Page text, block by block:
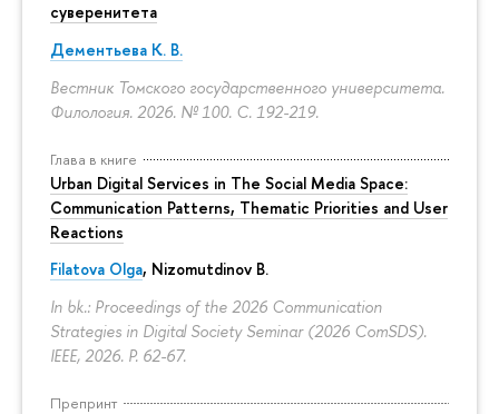
суверенитета
Дементьева К. В.
Вестник Томского государственного университета.
Филология. 2026. № 100. С. 192-219.
Глава в книге
Urban Digital Services in The Social Media Space:
Communication Patterns, Thematic Priorities and User
Reactions
Filatova Olga, Nizomutdinov B.
In bk.: Proceedings of the 2026 Communication
Strategies in Digital Society Seminar (2026 ComSDS).
IEEE, 2026. P. 62-67.
Препринт